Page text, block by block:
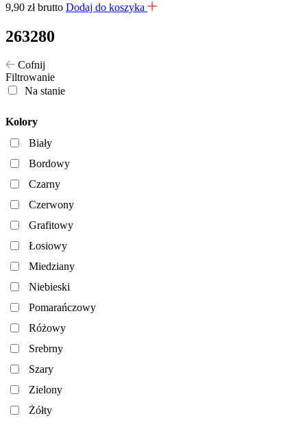
9,90 zł brutto Dodaj do koszyka
263280
Cofnij
Filtrowanie
Na stanie
Kolory
Biały
Bordowy
Czarny
Czerwony
Grafitowy
Łosiowy
Miedziany
Niebieski
Pomarańczowy
Różowy
Srebrny
Szary
Zielony
Żółty